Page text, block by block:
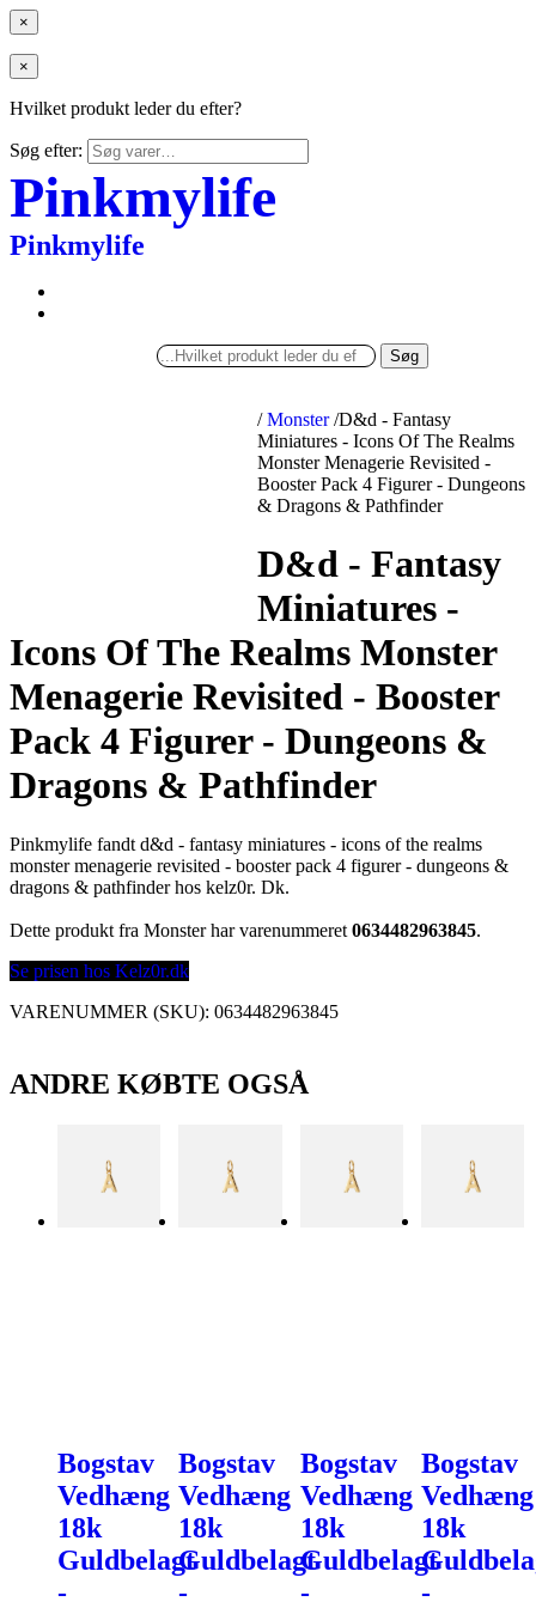
×
×
Hvilket produkt leder du efter?
Søg efter:
Pinkmylife
Pinkmylife
Søg
/ Monster /D&d - Fantasy
Miniatures - Icons Of The Realms
Monster Menagerie Revisited -
Booster Pack 4 Figurer - Dungeons
& Dragons & Pathfinder
D&d - Fantasy
Miniatures -
Icons Of The Realms Monster
Menagerie Revisited - Booster
Pack 4 Figurer - Dungeons &
Dragons & Pathfinder
Pinkmylife fandt d&d - fantasy miniatures - icons of the realms
monster menagerie revisited - booster pack 4 figurer - dungeons &
dragons & pathfinder hos kelz0r. Dk.
Dette produkt fra Monster har varenummeret 0634482963845.
Se prisen hos Kelz0r.dk
VARENUMMER (SKU): 0634482963845
ANDRE KØBTE OGSÅ
Bogstav
Vedhæng
18k
Guldbelagt
-
Bogstav
Vedhæng
18k
Guldbelagt
-
Bogstav
Vedhæng
18k
Guldbelagt
-
Bogstav
Vedhæng
18k
-